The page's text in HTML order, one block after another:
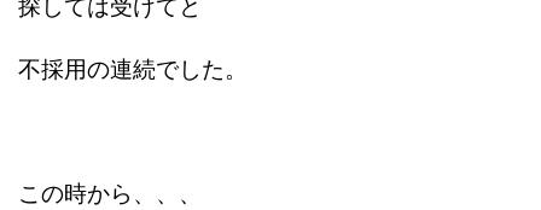
探しては受けてと
不採用の連続でした。
この時から、、、